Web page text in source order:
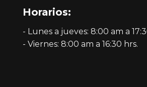
Horarios:
- Lunes a jueves: 8:00 am a
- Viernes: 8:00 am a 16:30 hrs.